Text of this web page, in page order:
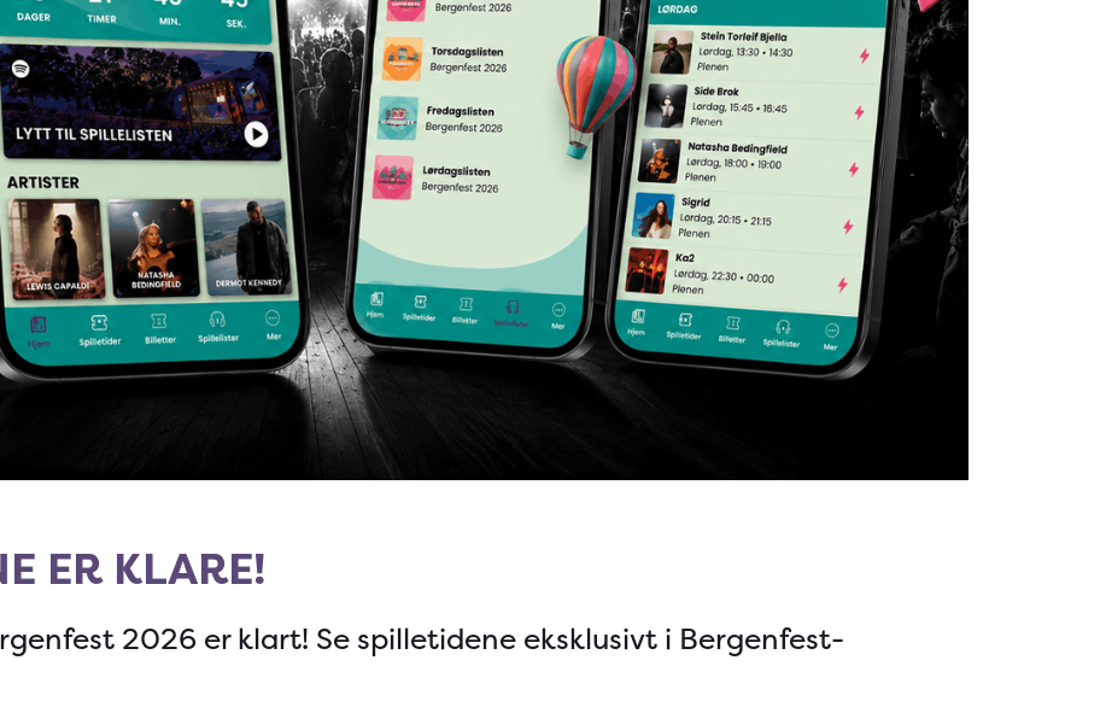
ER KLARE!
2026 er klart! Se spilletidene eksklusivt i Bergenfest-